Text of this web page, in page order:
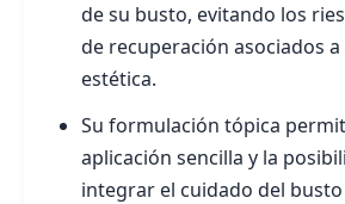
de su busto, evitando los
de recuperación asociados
estética.
Su formulación tópica
aplicación sencilla y la
integrar el cuidado del